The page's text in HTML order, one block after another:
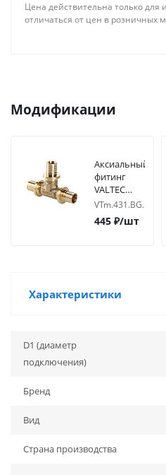
Цена действительна только
отличаться от цен в розничных
Модификации
Аксиальный
фитинг
VALTEC
Тройник
16х16х16
445 ₽/шт
Характеристики
D1 (диаметр
подключения)
Бренд
Вид
Страна производства